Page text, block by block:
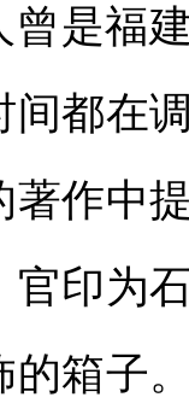
曾是福
间都在
著作中
官印为
的箱子